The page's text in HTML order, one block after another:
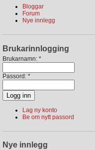
Bloggar
Forum
Nye innlegg
Brukarinnlogging
Brukarnamn: *
Passord: *
Lag ny konto
Be om nytt passord
Nye innlegg